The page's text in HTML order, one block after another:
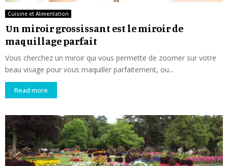
Cuisine et Alimentation
Un miroir grossissant est le miroir de
maquillage parfait
Vous cherchez un miroir qui vous permette de zoomer sur votre
beau visage pour vous maquiller parfaitement, ou...
Read more